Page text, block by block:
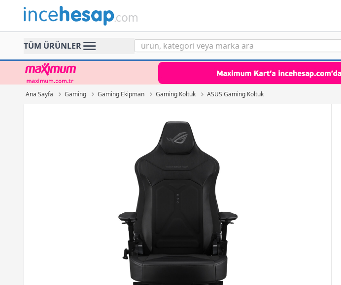
Incehesap
TÜM ÜRÜNLER
Ana Sayfa Gaming Gaming Ekipman Gaming Koltuk ASUS Gaming Koltuk